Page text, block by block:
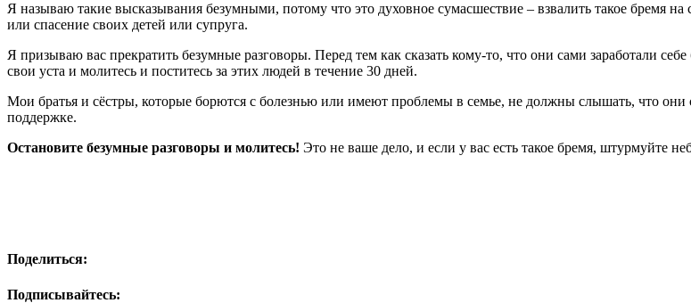
Я называю такие высказывания безумными, потому что это духовное сумасшествие – взвалить такое бремя
или спасение своих детей или супруга.
Я призываю вас прекратить безумные разговоры. Перед тем как сказать кому-то, что они сами заработали
свои уста и молитесь и поститесь за этих людей в течение 30 дней.
Мои братья и сёстры, которые борются с болезнью или имеют проблемы в семье, не должны слышать, что
поддержке.
Остановите безумные разговоры и молитесь! Это не ваше дело, и если у вас есть такое бремя, штурмуйте
Поделиться:
Подписывайтесь: